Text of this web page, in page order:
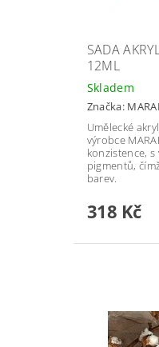
SADA
12ML
Skladem
Značka:
Umělecké
výrobce
konzistence,
pigmentů,
barev.
318 Kč